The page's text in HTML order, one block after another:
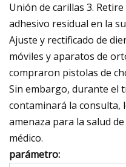
Unión de carillas 3.
adhesivo residual en la
Ajuste y rectificado de
móviles y aparatos de
compraron pistolas de
Sin embargo, durante el
contaminará la consulta,
amenaza para la salud
médico.
parámetro: